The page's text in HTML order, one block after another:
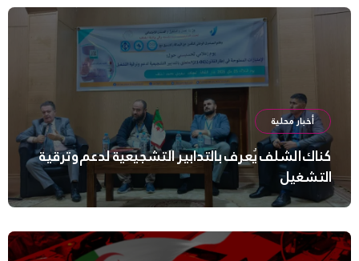
أخبار محلية
كناك الشلف يُعرف بالتدابير التشجيعية لدعم وترقية
التشغيل